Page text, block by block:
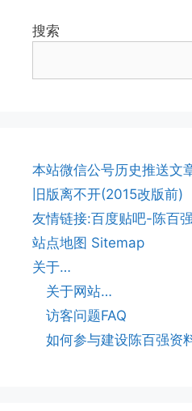
搜索
本站微信公号历史推送文
旧版离不开(2015改版前)
友情链接:百度贴吧-陈百
站点地图 Sitemap
关于…
关于网站…
访客问题FAQ
如何参与建设陈百强资